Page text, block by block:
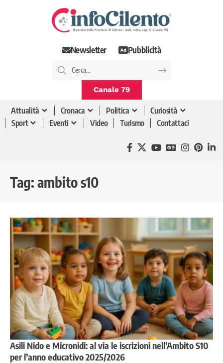
Newsletter Pubblicità
Canale 79
Attualità Cronaca Politica
Curiosità
Sport
Eventi Video Turismo Contattaci
Tag: ambito s10
Asili Nido e Micronidi: al via le iscrizioni nell’Ambito S10
per l’anno educativo 2025/2026